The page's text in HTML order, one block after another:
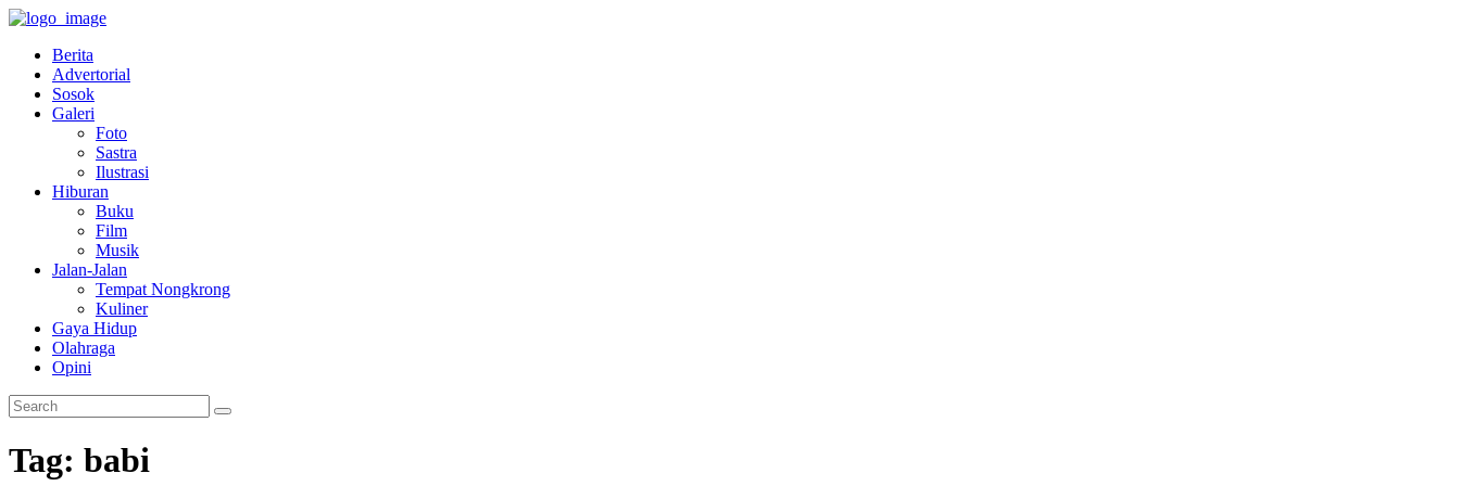
Berita
Advertorial
Sosok
Galeri
Foto
Sastra
Ilustrasi
Hiburan
Buku
Film
Musik
Jalan-Jalan
Tempat Nongkrong
Kuliner
Gaya Hidup
Olahraga
Opini
Tag: babi